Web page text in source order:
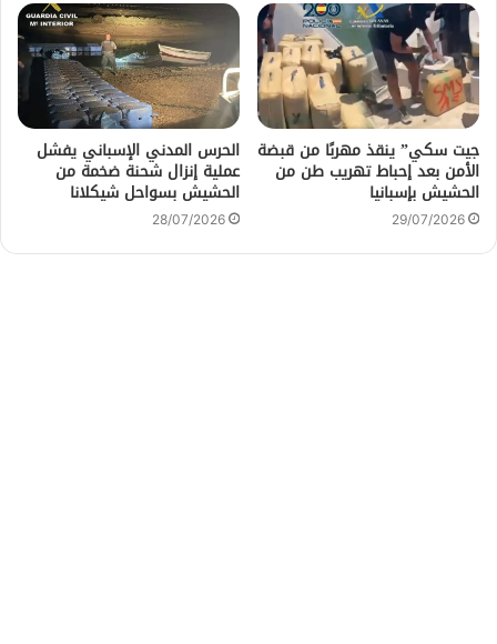
جيت سكي” ينقذ مهربًا من قبضة
الأمن بعد إحباط تهريب طن من
الحشيش بإسبانيا
29/07/2026
الحرس المدني الإسباني يفشل
عملية إنزال شحنة ضخمة من
الحشيش بسواحل شيكلانا
28/07/2026